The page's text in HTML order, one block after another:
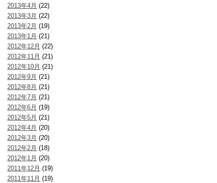
2013年4月 (22)
2013年3月 (22)
2013年2月 (19)
2013年1月 (21)
2012年12月 (22)
2012年11月 (21)
2012年10月 (21)
2012年9月 (21)
2012年8月 (21)
2012年7月 (21)
2012年6月 (19)
2012年5月 (21)
2012年4月 (20)
2012年3月 (20)
2012年2月 (18)
2012年1月 (20)
2011年12月 (19)
2011年11月 (19)